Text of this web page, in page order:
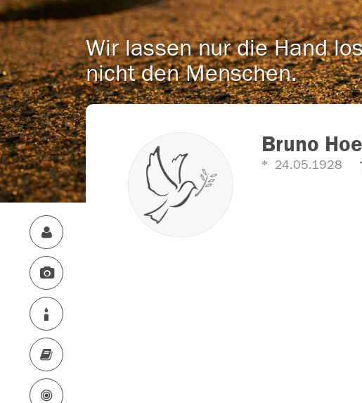
Wir lassen nur die Hand
nicht den Menschen.
Bruno
24.05.1928